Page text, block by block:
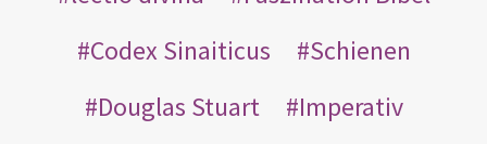
Codex Sinaiticus
Schienen
Douglas Stuart
Imperativ